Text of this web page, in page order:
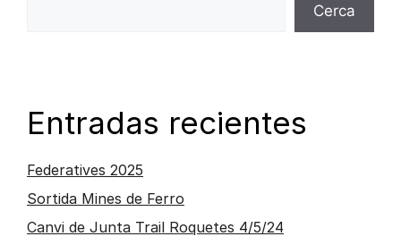
Cerca
Entradas recientes
Federatives 2025
Sortida Mines de Ferro
Canvi de Junta Trail Roquetes 4/5/24